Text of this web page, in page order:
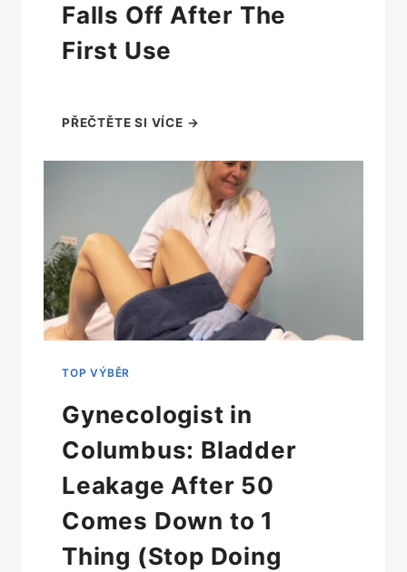
Falls Off After The
First Use
Gynecologist in
Columbus: Bladder
Leakage After 50
Comes Down to 1
Thing (Stop Doing